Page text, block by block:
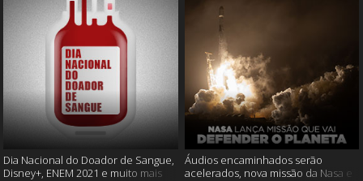
Dia Nacional do Doador de Sangue,
Disney+, ENEM 2021 e muito mais
Áudios encaminhados serão
acelerados, nova missão da Nasa e